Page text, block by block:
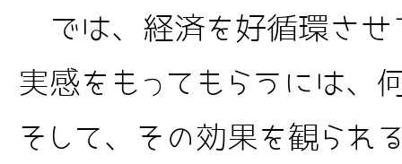
では、経済を好循環させ
実感をもってもらうには、
そして、その効果を観られ